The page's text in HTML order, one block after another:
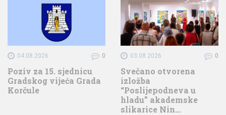
04.08.2026 0
Poziv za 15. sjednicu
Gradskog vijeća Grada
Korčule
03.08.2026 0
Svečano otvorena
izložba
“Poslijepodneva u
hladu” akademske
slikarice Nin…